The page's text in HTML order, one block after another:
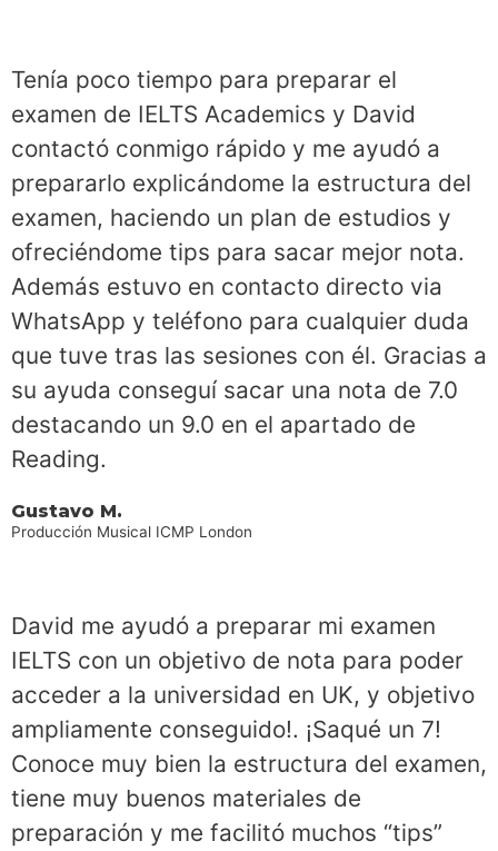
Tenía poco tiempo para preparar el
examen de IELTS Academics y David
contactó conmigo rápido y me ayudó a
prepararlo explicándome la estructura del
examen, haciendo un plan de estudios y
ofreciéndome tips para sacar mejor nota.
Además estuvo en contacto directo via
WhatsApp y teléfono para cualquier duda
que tuve tras las sesiones con él. Gracias a
su ayuda conseguí sacar una nota de 7.0
destacando un 9.0 en el apartado de
Reading.
Gustavo M.
Producción Musical ICMP London
David me ayudó a preparar mi examen
IELTS con un objetivo de nota para poder
acceder a la universidad en UK, y objetivo
ampliamente conseguido!. ¡Saqué un 7!
Conoce muy bien la estructura del examen,
tiene muy buenos materiales de
preparación y me facilitó muchos “tips”